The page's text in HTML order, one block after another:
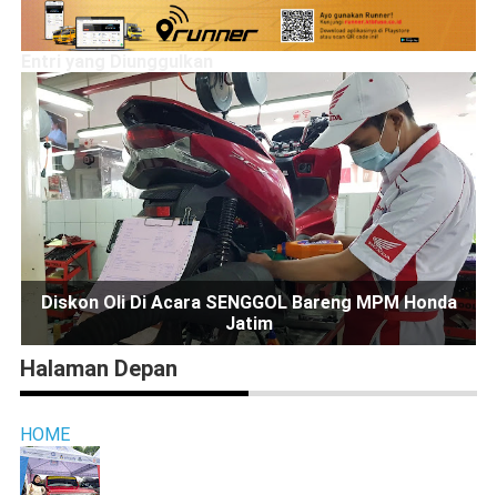
Diskon Oli Di Acara SENGGOL Bareng MPM Honda
Jatim
Halaman Depan
HOME